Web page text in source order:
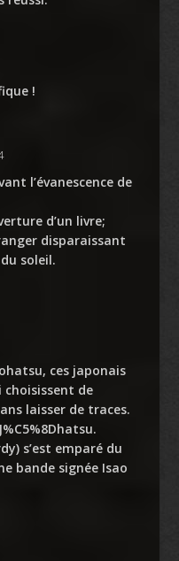
!
l’évanescence de
d’un livre;
disparaissant
soleil.
ces japonais
choisissent de
laisser de traces.
.
s’est emparé du
bande signée Isao